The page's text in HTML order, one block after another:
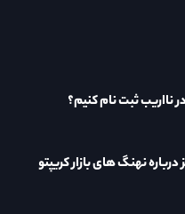
نااریب ثبت نام کنیم؟
نهنگ های بازار کریپتو